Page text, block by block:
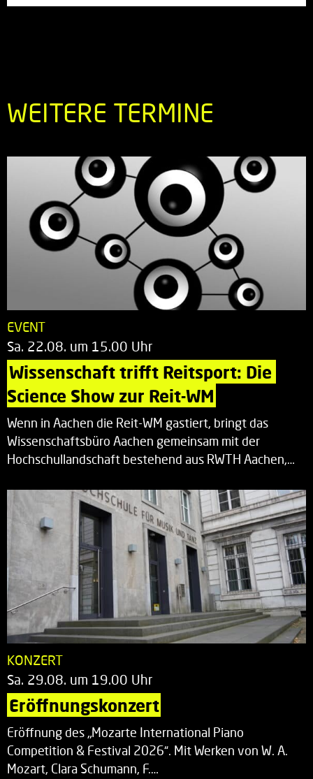
WEITERE TERMINE
EVENT
Sa. 22.08. um 15.00 Uhr
Wissenschaft trifft Reitsport: Die
Science Show zur Reit-WM
Wenn in Aachen die Reit-WM gastiert, bringt das
Wissenschaftsbüro Aachen gemeinsam mit der
Hochschullandschaft bestehend aus RWTH Aachen,…
KONZERT
Sa. 29.08. um 19.00 Uhr
Eröffnungskonzert
Eröffnung des „Mozarte International Piano
Competition & Festival 2026“. Mit Werken von W. A.
Mozart, Clara Schumann, F.…